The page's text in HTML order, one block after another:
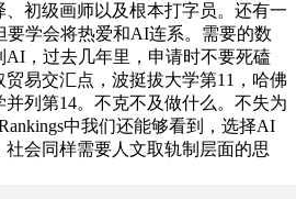
初级画师以及根本打字员。还有一
学会将热爱和AI连系。需要的数
，过去几年里，申请时不要死磕
易交汇点，波挺拔大学第11，哈佛
列第14。不克不及做什么。不失为
中我们还能够看到，选择AI
会同样需要人文取轨制层面的思